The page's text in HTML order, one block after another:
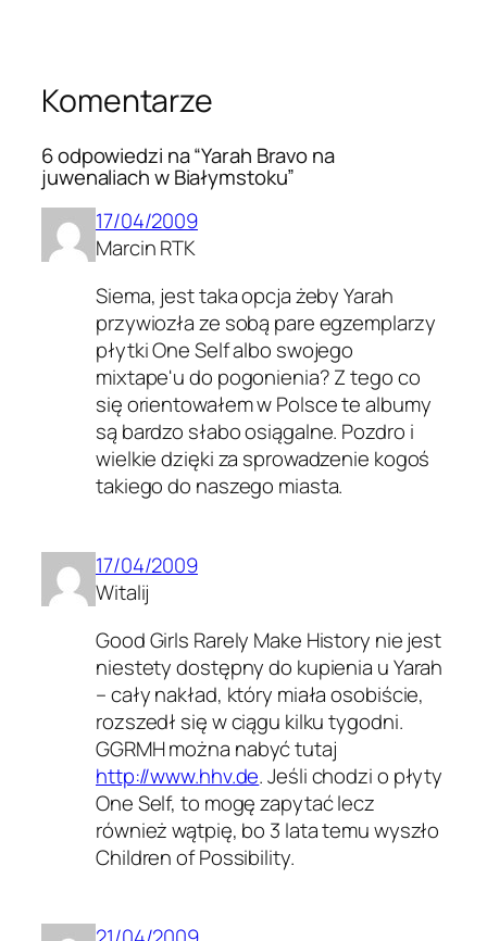
Komentarze
6 odpowiedzi na “Yarah Bravo na
juwenaliach w Białymstoku”
17/04/2009
Marcin RTK
Siema, jest taka opcja żeby Yarah
przywiozła ze sobą pare egzemplarzy
płytki One Self albo swojego
mixtape'u do pogonienia? Z tego co
się orientowałem w Polsce te albumy
są bardzo słabo osiągalne. Pozdro i
wielkie dzięki za sprowadzenie kogoś
takiego do naszego miasta.
17/04/2009
Witalij
Good Girls Rarely Make History nie jest
niestety dostępny do kupienia u Yarah
– cały nakład, który miała osobiście,
rozszedł się w ciągu kilku tygodni.
GGRMH można nabyć tutaj
http://www.hhv.de. Jeśli chodzi o płyty
One Self, to mogę zapytać lecz
również wątpię, bo 3 lata temu wyszło
Children of Possibility.